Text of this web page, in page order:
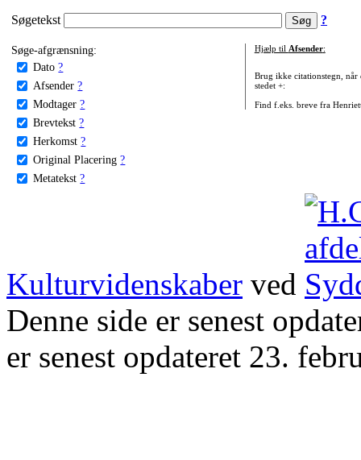
Søgetekst ?
Søge-afgrænsning:
Dato ?
Afsender ?
Modtager ?
Brevtekst ?
Herkomst ?
Original Placering ?
Metatekst ?
Hjælp til Afsender:
Brug ikke citationstegn, når
stedet +:
Find f.eks. breve fra
Kulturvidenskaber ved
Denne side er senest
er senest opdateret 23.